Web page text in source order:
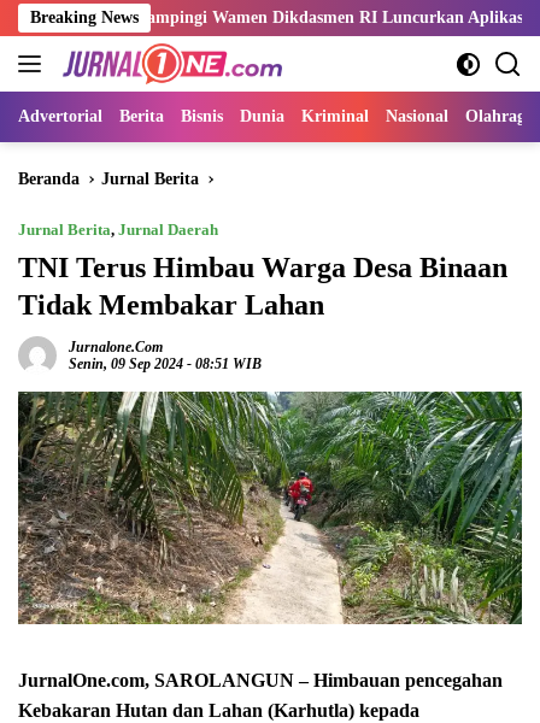
Langsung
ke
konten
Breaking News
Dampingi Wamen Dikdasmen RI Luncurkan Aplikasi Bungo Pintar
Advertorial Berita Bisnis Dunia Kriminal Nasional Olahraga
Beranda Jurnal Berita
Jurnal Berita, Jurnal Daerah
TNI Terus Himbau Warga Desa Binaan
Tidak Membakar Lahan
Jurnalone.com
Senin, 09 Sep 2024 - 08:51 WIB
JurnalOne.com, SAROLANGUN – Himbauan pencegahan
Kebakaran Hutan dan Lahan (Karhutla) kepada